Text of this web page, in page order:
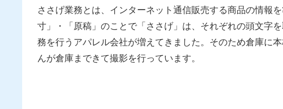
ささげ業務とは、インターネット通信販売する商品の情報
寸」・「原稿」のことで「ささげ」は、それぞれの頭文字
務を行うアパレル会社が増えてきました。そのため倉庫に
んが倉庫まできて撮影を行っています。